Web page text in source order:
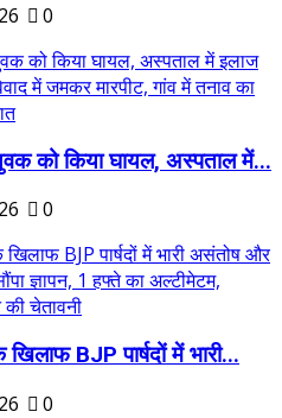
0
को किया घायल, अस्पताल में...
0
BJP पार्षदों में भारी...
0